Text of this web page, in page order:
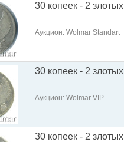
30 копеек - 2 злотых
Аукцион: Wolmar Standart
30 копеек - 2 злотых
Аукцион: Wolmar VIP
30 копеек - 2 злотых